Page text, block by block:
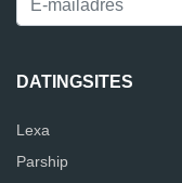
DATINGSITES
Lexa
Parship